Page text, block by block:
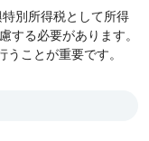
別所得税として所得
する必要があります。
ことが重要です。